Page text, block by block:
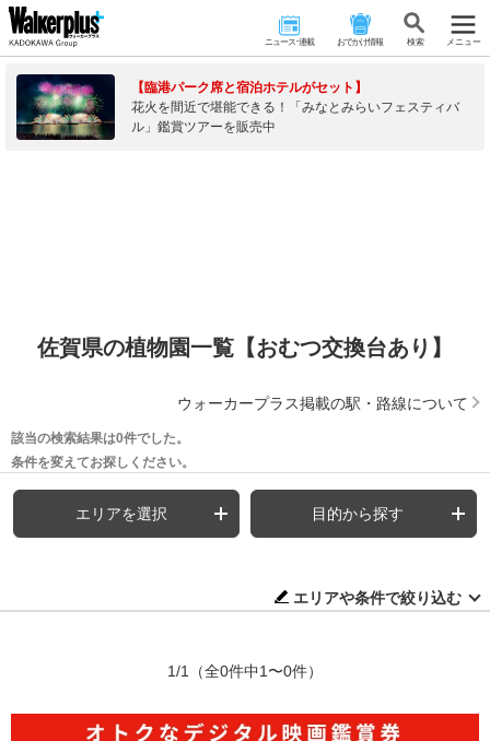
ニュース･連載 おでかけ情報 検 索 メニュー
【臨港パーク席と宿泊ホテルがセット】
花火を間近で堪能できる！「みなとみらいフェスティバ
ル」鑑賞ツアーを販売中
佐賀県の植物園一覧【おむつ交換台あり】
ウォーカープラス掲載の駅・路線について
該当の検索結果は0件でした。
条件を変えてお探しください。
エリアを選択 目的から探す
エリアや条件で絞り込む
1/1 （全0件中1〜0件）